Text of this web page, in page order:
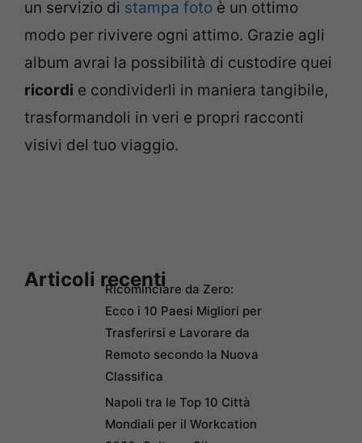
un servizio di stampa foto è un ottimo
modo per rivivere ogni attimo. Grazie agli
album avrai la possibilità di custodire quei
ricordi e condividerli in maniera tangibile,
trasformandoli in veri e propri racconti
visivi del tuo viaggio.
Articoli recentiRicominciare da Zero:
Ecco i 10 Paesi Migliori per
Trasferirsi e Lavorare da
Remoto secondo la Nuova
Classifica
Napoli tra le Top 10 Città
Mondiali per il Workcation